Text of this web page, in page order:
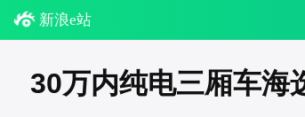
新浪e站
30万内纯电三厢车海